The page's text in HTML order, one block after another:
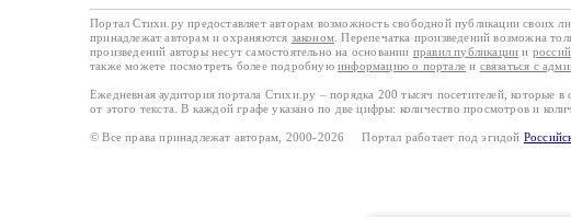
Портал Стихи.ру предоставляет авторам возможность свободной публикации своих
принадлежат авторам и охраняются законом . Перепечатка произведений возможна
произведений авторы несут самостоятельно на основании правил публикации и
также можете посмотреть более подробную информацию о портале и связаться с
Ежедневная аудитория портала Стихи.ру – порядка 200 тысяч посетителей,
от этого текста. В каждой графе указано по две цифры: количество просмотров и
© Все права принадлежат авторам, 2000-2026 Портал работает под эгидой